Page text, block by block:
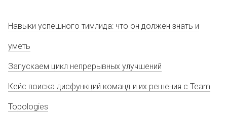
Навыки успешного тимлида: что он должен знать и
уметь
Запускаем цикл непрерывных улучшений
Кейс поиска дисфункций команд и их решения с Team
Topologies